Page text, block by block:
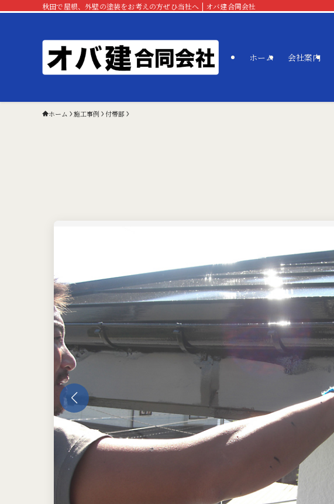
秋田で屋根、外壁の塗装をお考えの方ぜひ当社へ | オバ建合同会社
ホーム 会社案内
ホーム 施工事例 付帯部